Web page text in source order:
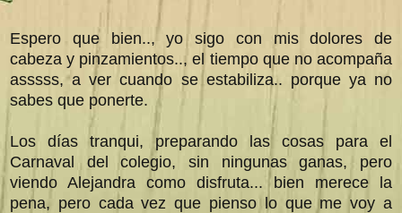
Espero que bien.., yo sigo con mis dolores de
cabeza y pinzamientos.., el tiempo que no acompaña
asssss, a ver cuando se estabiliza.. porque ya no
sabes que ponerte.
Los días tranqui, preparando las cosas para el
Carnaval del colegio, sin ningunas ganas, pero
viendo Alejandra como disfruta... bien merece la
pena, pero cada vez que pienso lo que me voy a